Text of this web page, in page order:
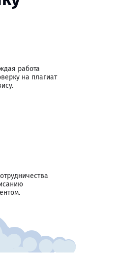
работа
на плагиат